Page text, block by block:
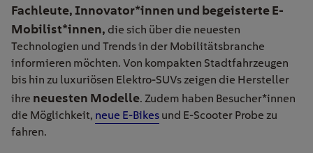
Fachleute, Innovator*innen und begeisterte E-
Mobilist*innen, die sich über die neuesten
Technologien und Trends in der Mobilitätsbranche
informieren möchten. Von kompakten Stadtfahrzeugen
bis hin zu luxuriösen Elektro-SUVs zeigen die Hersteller
ihre neuesten Modelle. Zudem haben Besucher*innen
die Möglichkeit, neue E-Bikes und E-Scooter Probe zu
fahren.